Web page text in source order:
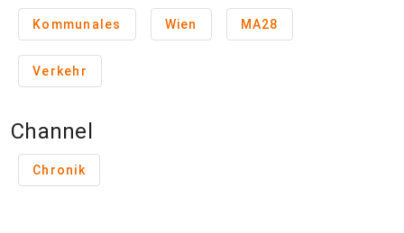
Kommunales Wien MA28
Verkehr
Channel
Chronik